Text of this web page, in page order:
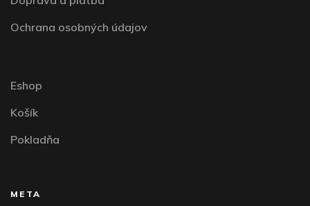
Ochrana osobných údajov
Eshop
Košík
Pokladňa
META